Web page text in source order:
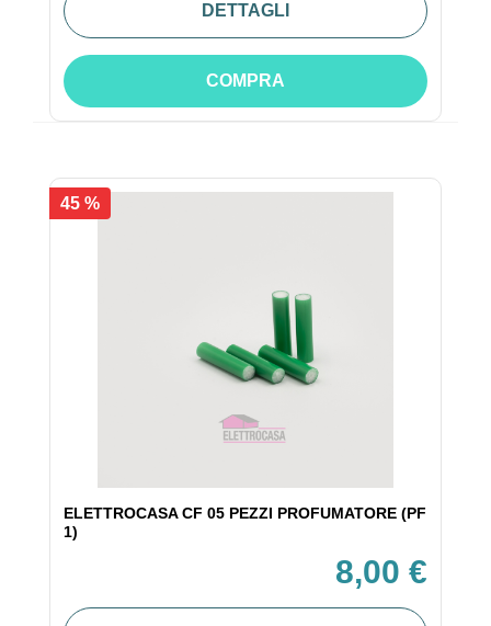
DETTAGLI
COMPRA
45 %
ELETTROCASA CF 05 PEZZI PROFUMATORE (PF
1)
8,00 €